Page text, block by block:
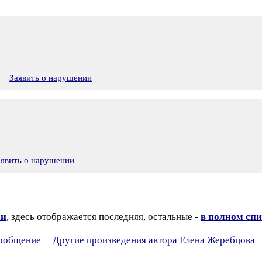
Заявить о нарушении
о нарушении
, здесь отображается последняя, остальные - в полном
Другие произведения автора Елена Жеребцова